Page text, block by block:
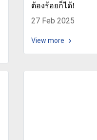
ต้องร้อยก็ได้!
27 Feb 2025
View more